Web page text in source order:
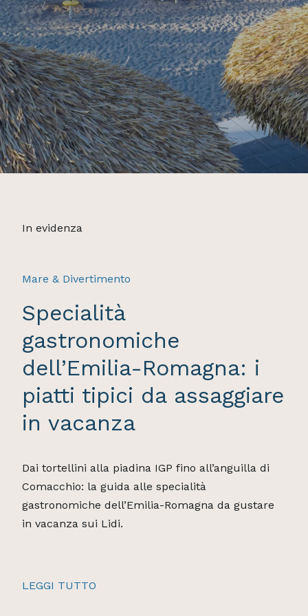
In evidenza
Mare & Divertimento
Specialità
gastronomiche
dell’Emilia-Romagna: i
piatti tipici da assaggiare
in vacanza
Dai tortellini alla piadina IGP fino all’anguilla di
Comacchio: la guida alle specialità
gastronomiche dell’Emilia-Romagna da gustare
in vacanza sui Lidi.
LEGGI TUTTO